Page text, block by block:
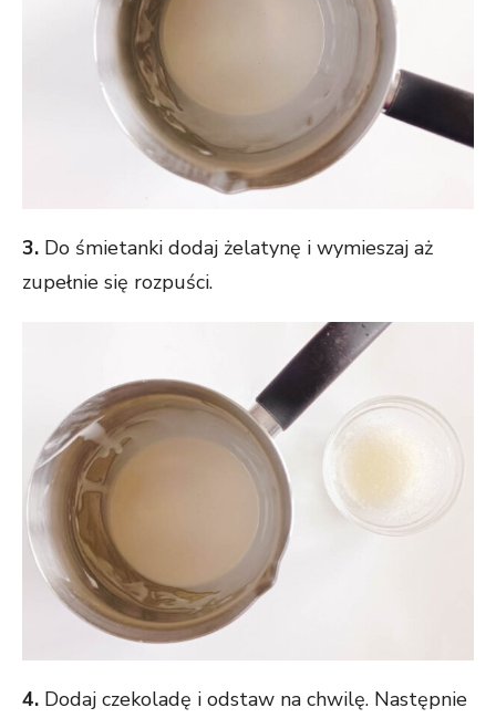
3. Do śmietanki dodaj żelatynę i wymieszaj aż
zupełnie się rozpuści.
4. Dodaj czekoladę i odstaw na chwilę. Następnie